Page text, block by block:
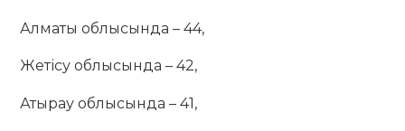
Алматы облысында – 44,
Жетісу облысында – 42,
Атырау облысында – 41,